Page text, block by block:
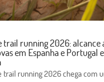
trail running 2026: alcance
em Espanha e Portugal
trail running 2026 chega com